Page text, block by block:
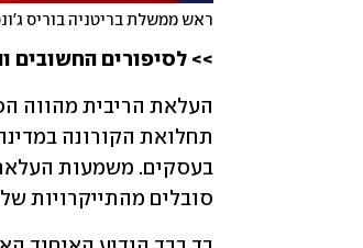
ראש ממשלת בריטניה בוריס
>> לסיפורים החשובים
סובלים מהתייקרויות